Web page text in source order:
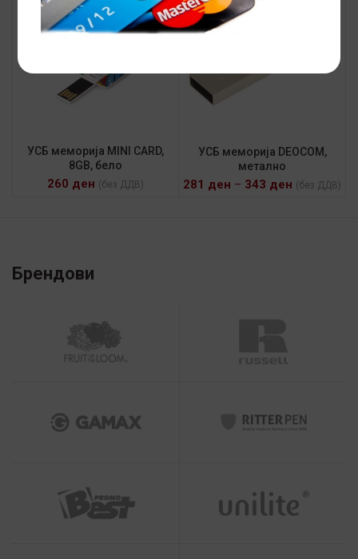
УСБ меморија MINI CARD,
8GB, бело
260 ден (без ДДВ)
УСБ меморија DEOCOM,
метално
281 ден – 343 ден (без ДДВ)
Брендови